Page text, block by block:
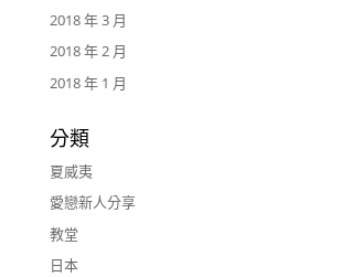
2018 年 3 月
2018 年 2 月
2018 年 1 月
分類
夏威夷
愛戀新人分享
教堂
日本